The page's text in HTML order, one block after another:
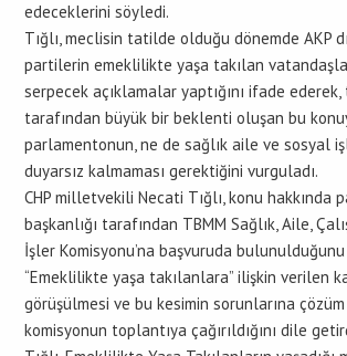
edeceklerini söyledi.
Tığlı, meclisin tatilde olduğu dönemde AKP
partilerin emeklilikte yaşa takılan
serpecek açıklamalar yaptığını ifade
tarafından büyük bir beklenti oluşan bu
parlamentonun, ne de sağlık aile ve sosyal
duyarsız kalmaması gerektiğini vurguladı.
CHP milletvekili Necati Tığlı, konu hakkında
başkanlığı tarafından TBMM Sağlık, Aile,
İşler Komisyonu’na başvuruda
“Emeklilikte yaşa takılanlara” ilişkin verilen
görüşülmesi ve bu kesimin sorunlarına
komisyonun toplantıya çağırıldığını dile